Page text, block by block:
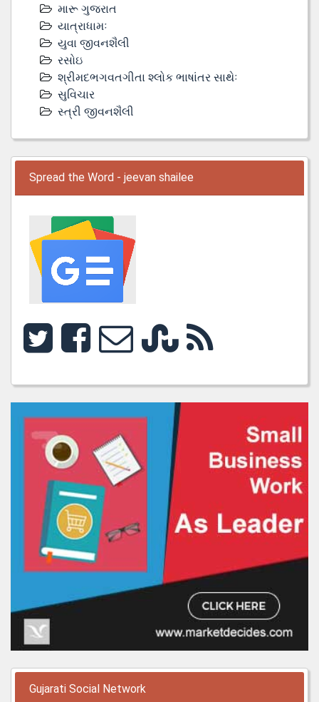
મારૂ ગુજરાત
યાત્રાધામઃ
યુવા જીવનશૈલી
રસોઇ
શ્રીમદભગવતગીતા શ્લોક ભાષાંતર સાથેઃ
સુવિચાર
સ્ત્રી જીવનશૈલી
Spread the Word - jeevan shailee
Gujarati Social Network